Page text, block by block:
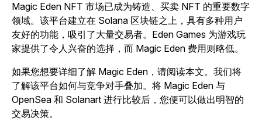
Magic Eden NFT 市场已成为铸造、买卖 NFT 的重要数字
领域。该平台建立在 Solana 区块链之上，具有多种用户
友好的功能，吸引了大量交易者。Eden Games 为游戏玩
家提供了令人兴奋的选择，而 Magic Eden 费用则略低。
如果您想要详细了解 Magic Eden，请阅读本文。我们将
了解该平台如何与竞争对手叠加。将 Magic Eden 与
OpenSea 和 Solanart 进行比较后，您便可以做出明智的
交易决策。